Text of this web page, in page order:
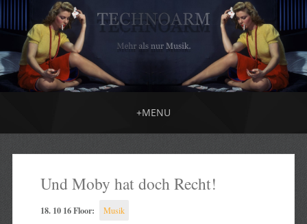
+MENU
Und Moby hat doch Recht!
18. 10 16 Floor: Musik